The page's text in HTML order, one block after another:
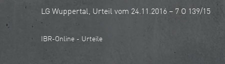
LG Wuppertal, Urteil vom 24.11.2016 – 7 O 139/15
IBR-Online - Urteile